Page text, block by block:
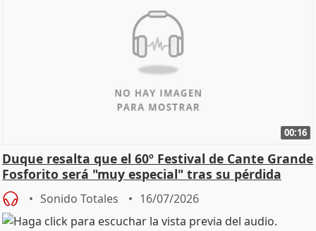
00:16
Duque resalta que el 60º Festival de Cante Grande
Fosforito será "muy especial" tras su pérdida
Sonido Totales 16/07/2026